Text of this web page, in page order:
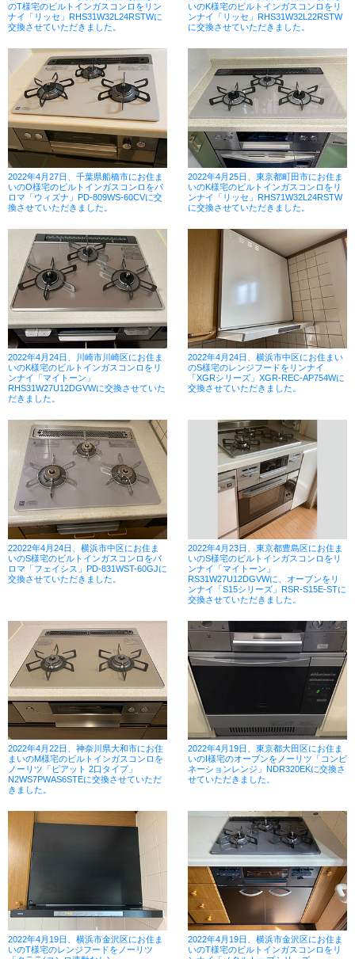
のT様宅のビルトインガスコンロをリン
ナイ「リッセ」RHS31W32L24RSTWに
交換させていただきました。
いのK様宅のビルトインガスコンロをリ
ンナイ「リッセ」RHS31W32L22RSTW
に交換させていただきました。
2022年4月27日、千葉県船橋市にお住ま
いのO様宅のビルトインガスコンロをパ
ロマ「ウィズナ」PD-809WS-60CVに交
換させていただきました。
2022年4月25日、東京都町田市にお住ま
いのK様宅のビルトインガスコンロをリ
ンナイ「リッセ」RHS71W32L24RSTW
に交換させていただきました。
2022年4月24日、川崎市川崎区にお住ま
いのK様宅のビルトインガスコンロをリ
ンナイ「マイトーン」
RHS31W27U12DGVWに交換させていた
だきました。
2022年4月24日、横浜市中区にお住まい
のS様宅のレンジフードをリンナイ
「XGRシリーズ」XGR-REC-AP754Wに
交換させていただきました。
22022年4月24日、横浜市中区にお住ま
いのS様宅のビルトインガスコンロをパ
ロマ「フェイシス」PD-831WST-60GJに
交換させていただきました。
2022年4月23日、東京都豊島区にお住ま
いのS様宅のビルトインガスコンロをリ
ンナイ「マイトーン」
RS31W27U12DGVWに、オーブンをリ
ンナイ「S15シリーズ」RSR-S15E-STに
交換させていただきました。
2022年4月22日、神奈川県大和市にお住
まいのM様宅のビルトインガスコンロを
ノーリツ「ピアット 2口タイプ」
N2WS7PWAS6STEに交換させていただ
きました。
2022年4月19日、東京都大田区にお住ま
いのI様宅のオーブンをノーリツ「コンビ
ネーションレンジ」NDR320EKに交換さ
せていただきました。
2022年4月19日、横浜市金沢区にお住ま
いのT様宅のレンジフードをノーリツ
2022年4月19日、横浜市金沢区にお住ま
いのT様宅のビルトインガスコンロをリ